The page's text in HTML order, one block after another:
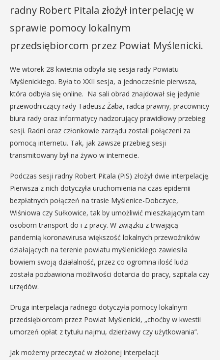
radny Robert Pitala złożył interpelację w
sprawie pomocy lokalnym
przedsiębiorcom przez Powiat Myślenicki.
We wtorek 28 kwietnia odbyła się sesja rady Powiatu
Myślenickiego. Była to XXII sesja, a jednocześnie pierwsza,
która odbyła się online. Na sali obrad znajdował się jedynie
przewodniczący rady Tadeusz Żaba, radca prawny, pracownicy
biura rady oraz informatycy nadzorujący prawidłowy przebieg
sesji. Radni oraz członkowie zarządu zostali połączeni za
pomocą internetu. Tak, jak zawsze przebieg sesji
transmitowany był na żywo w internecie.
Podczas sesji radny Robert Pitala (PiS) złożył dwie interpelację.
Pierwsza z nich dotyczyła uruchomienia na czas epidemii
bezpłatnych połączeń na trasie Myślenice-Dobczyce,
Wiśniowa czy Sułkowice, tak by umożliwić mieszkającym tam
osobom transport do i z pracy. W związku z trwającą
pandemią koronawirusa większość lokalnych przewoźników
działających na terenie powiatu myślenickiego zawiesiła
bowiem swoją działalność, przez co ogromna ilość ludzi
została pozbawiona możliwości dotarcia do pracy, szpitala czy
urzędów.
Druga interpelacja radnego dotyczyła pomocy lokalnym
przedsiębiorcom przez Powiat Myślenicki, „choćby w kwestii
umorzeń opłat z tytułu najmu, dzierżawy czy użytkowania”.
Jak możemy przeczytać w złożonej interpelacji: